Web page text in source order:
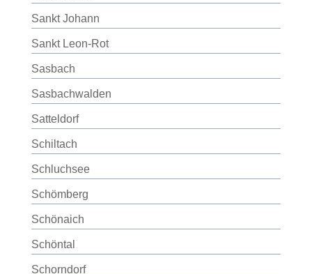
Sankt Johann
Sankt Leon-Rot
Sasbach
Sasbachwalden
Satteldorf
Schiltach
Schluchsee
Schömberg
Schönaich
Schöntal
Schorndorf